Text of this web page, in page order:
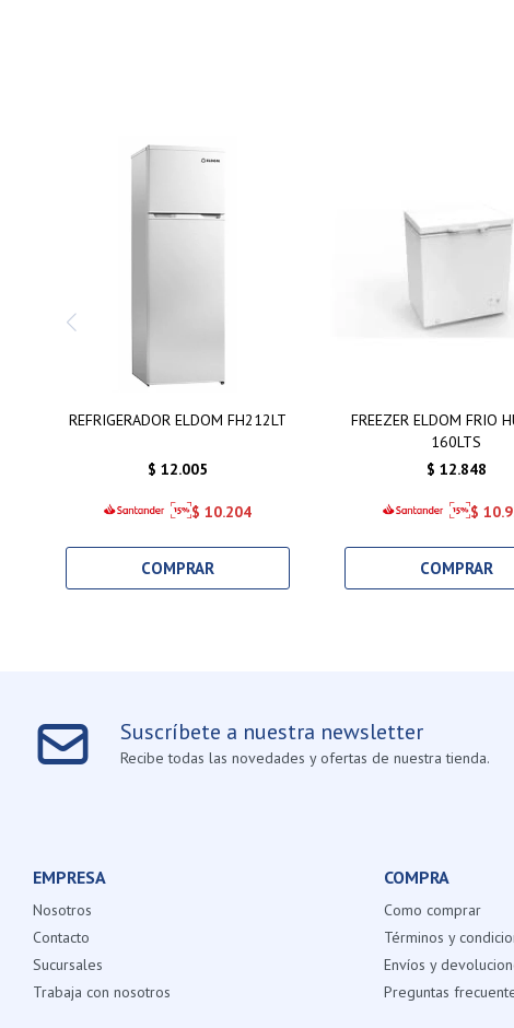
REFRIGERADOR ELDOM FH212LT
$ 12.005
$ 10.204
FREEZER ELDOM FRIO
160LTS
$ 12.848
$
Suscríbete a nuestra newsletter
Recibe todas las novedades y ofertas de nuestra tienda.
EMPRESA
Nosotros
Contacto
Sucursales
Trabaja con nosotros
COMPRA
Como comprar
Términos y
Envíos y
Preguntas